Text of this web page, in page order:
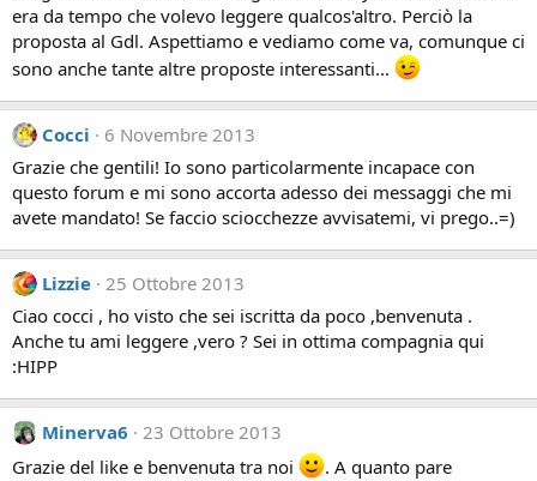
era da tempo che volevo leggere qualcos'altro. Perciò la
proposta al Gdl. Aspettiamo e vediamo come va, comunque ci
sono anche tante altre proposte interessanti...
Cocci
6 Novembre 2013
Grazie che gentili! Io sono particolarmente incapace con
questo forum e mi sono accorta adesso dei messaggi che mi
avete mandato! Se faccio sciocchezze avvisatemi, vi prego..=)
Lizzie 25 Ottobre 2013
Ciao cocci , ho visto che sei iscritta da poco ,benvenuta .
Anche tu ami leggere ,vero ? Sei in ottima compagnia qui
:HIPP
Minerva6
23 Ottobre 2013
Grazie del like e benvenuta tra noi
. A quanto pare